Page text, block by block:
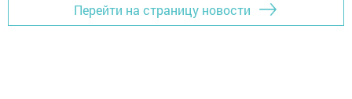
Перейти на страницу новости